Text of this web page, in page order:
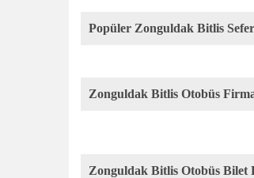
Popüler Zonguldak Bitlis
Zonguldak Bitlis Otobüs
Zonguldak Bitlis Otobüs Bilet